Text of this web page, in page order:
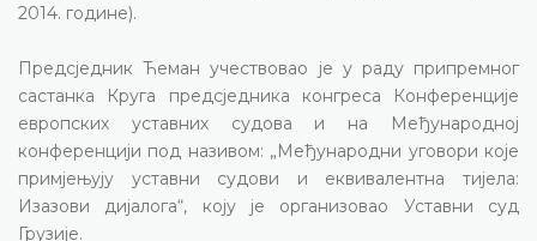
2014. године).
Предсједник Ћеман учествовао је у раду припремног
састанка Круга предсједника конгреса Конференције
европских уставних судова и на Међународној
конференцији под називом: „Међународни уговори које
примјењују уставни судови и еквивалентна тијела:
Изазови дијалога“, коју је организовао Уставни суд
Грузије.